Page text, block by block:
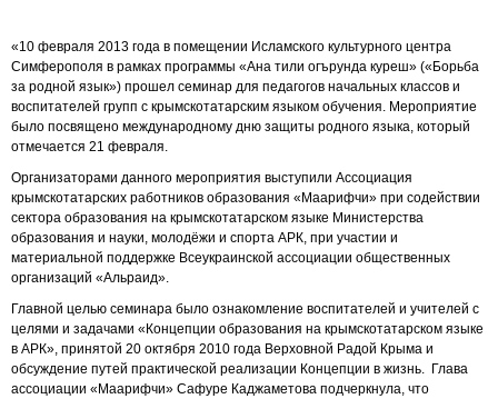
«10 февраля 2013 года в помещении Исламского культурного центра
Симферополя в рамках программы «Ана тили огърунда куреш» («Борьба
за родной язык») прошел семинар для педагогов начальных классов и
воспитателей групп с крымскотатарским языком обучения. Мероприятие
было посвящено международному дню защиты родного языка, который
отмечается 21 февраля.
Организаторами данного мероприятия выступили Ассоциация
крымскотатарских работников образования «Маарифчи» при содействии
сектора образования на крымскотатарском языке Министерства
образования и науки, молодёжи и спорта АРК, при участии и
материальной поддержке Всеукраинской ассоциации общественных
организаций «Альраид».
Главной целью семинара было ознакомление воспитателей и учителей с
целями и задачами «Концепции образования на крымскотатарском языке
в АРК», принятой 20 октября 2010 года Верховной Радой Крыма и
обсуждение путей практической реализации Концепции в жизнь. Глава
ассоциации «Маарифчи» Сафуре Каджаметова подчеркнула, что